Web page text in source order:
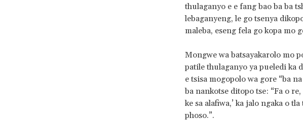
thulaganyo e e fang bao ba ba
lebaganyeng, le go tsenya
maleba, eseng fela go kopa mo
Mongwe wa batsayakarolo mo
patile thulaganyo ya pueledi ka
e tsisa mogopolo wa gore “ba
ba nankotse ditopo tse: “Fa o
ke sa alafiwa,’ ka jalo ngaka o
phoso.”.